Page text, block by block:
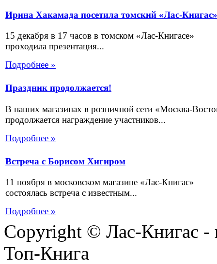
Ирина Хакамада посетила томский «Лас-Книгас»
15 декабря в 17 часов в томском «Лас-Книгасе»
проходила презентация...
Подробнее »
Праздник продолжается!
В наших магазинах в розничной сети «Москва-
продолжается награждение участников...
Подробнее »
Встреча с Борисом Хигиром
11 ноября в московском магазине «Лас-Книгас»
состоялась встреча с известным...
Подробнее »
Copyright © Лас-Книгас
Топ-Книга